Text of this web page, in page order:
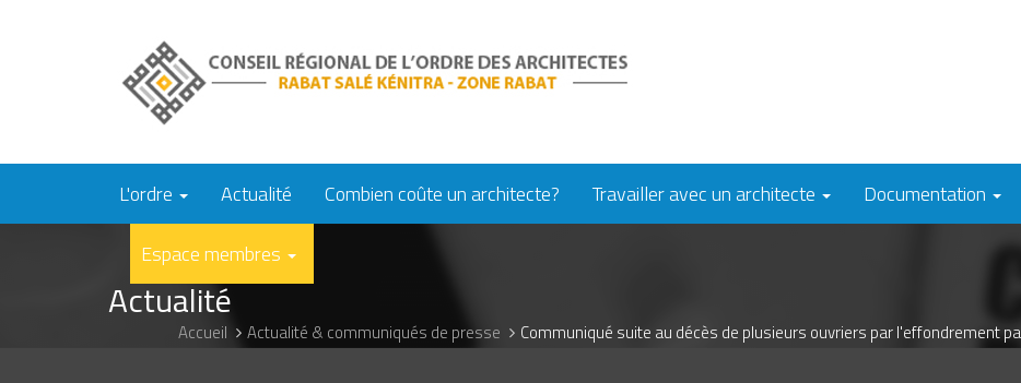
L'ordre Actualité Combien coûte un architecte? Travailler avec un architecte Documentation
Espace membres
Actualité
Accueil Actualité & communiqués de presse Communiqué suite au décès de plusieurs ouvriers par l'effondrement